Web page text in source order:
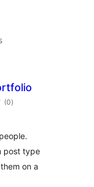
(0total
de
)
post type
on a